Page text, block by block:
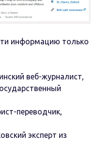
информацию только
веб-журналист,
переводчик,
эксперт из